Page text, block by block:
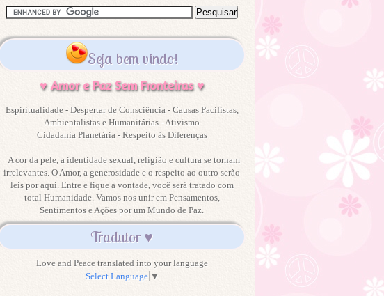
Seja bem vindo!
♥ Amor e Paz Sem Fronteiras ♥
Espiritualidade - Despertar de Consciência - Causas Pacifistas,
Ambientalistas e Humanitárias - Ativismo
Cidadania Planetária - Respeito às Diferenças
A cor da pele, a identidade sexual, religião e cultura se tornam
irrelevantes. O Amor, a generosidade e o respeito ao outro serão
leis por aqui. Entre e fique a vontade, você será tratado com
total Humanidade. Vamos nos unir em Pensamentos,
Sentimentos e Ações por um Mundo de Paz.
Tradutor ♥
Love and Peace translated into your language
Select Language ▼